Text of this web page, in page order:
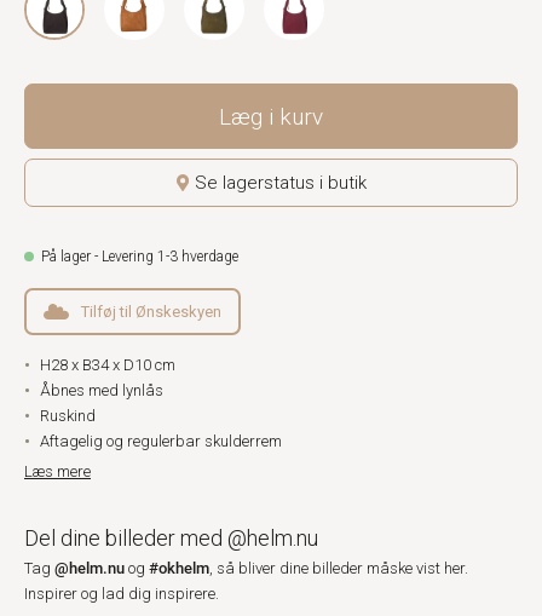
Læg i kurv
Se lagerstatus i butik
På lager - Levering 1-3 hverdage
Tilføj til Ønskeskyen
H28 x B34 x D10 cm
Åbnes med lynlås
Ruskind
Aftagelig og regulerbar skulderrem
Læs mere
Del dine billeder med @helm.nu
Tag @helm.nu og #okhelm, så bliver dine billeder måske vist her.
Inspirer og lad dig inspirere.